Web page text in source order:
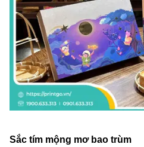
Sắc tím mộng mơ bao trùm